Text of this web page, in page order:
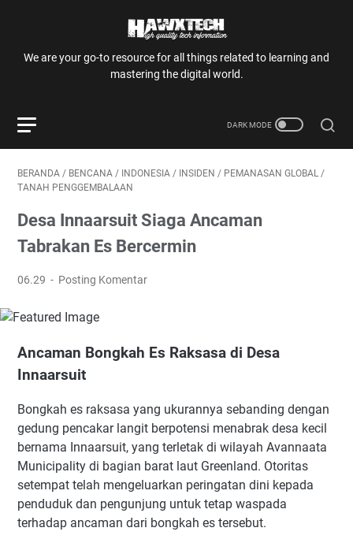
We are your go-to resource for all things related to learning and
mastering the digital world.
BERANDA / BENCANA / INDONESIA / INSIDEN / PEMANASAN GLOBAL /
TANAH PENGGEMBALAAN
Desa Innaarsuit Siaga Ancaman
Tabrakan Es Bercermin
06.29 Posting Komentar
Ancaman Bongkah Es Raksasa di Desa
Innaarsuit
Bongkah es raksasa yang ukurannya sebanding dengan
gedung pencakar langit berpotensi menabrak desa kecil
bernama Innaarsuit, yang terletak di wilayah Avannaata
Municipality di bagian barat laut Greenland. Otoritas
setempat telah mengeluarkan peringatan dini kepada
penduduk dan pengunjung untuk tetap waspada
terhadap ancaman dari bongkah es tersebut.